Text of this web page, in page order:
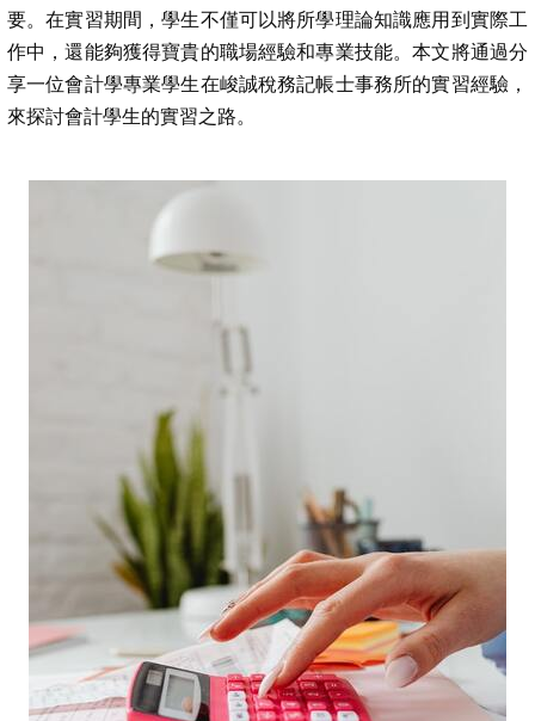
要。在實習期間，學生不僅可以將所學理論知識應用到實際工
作中，還能夠獲得寶貴的職場經驗和專業技能。本文將通過分
享一位會計學專業學生在峻誠稅務記帳士事務所的實習經驗，
來探討會計學生的實習之路。